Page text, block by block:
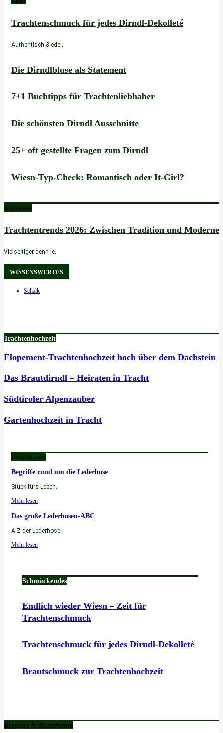
Trachtenschmuck für jedes Dirndl-Dekolleté
Authentisch & edel.
Die Dirndlbluse als Statement
7+1 Buchtipps für Trachtenliebhaber
Die schönsten Dirndl Ausschnitte
25+ oft gestellte Fragen zum Dirndl
Wiesn-Typ-Check: Romantisch oder It-Girl?
Aktuelles
Trachtentrends 2026: Zwischen Tradition und Moderne
Vielseitiger denn je.
WISSENSWERTES
Schalk
Trachtenhochzeit
Elopement-Trachtenhochzeit hoch über dem Dachstein
Das Brautdirndl – Heiraten in Tracht
Südtiroler Alpenzauber
Gartenhochzeit in Tracht
Lederhosen
Begriffe rund um die Lederhose
Stück fürs Leben.
Mehr lesen
Das große Lederhosen-ABC
A-Z der Lederhose.
Mehr lesen
Schmückendes
Endlich wieder Wiesn – Zeit für
Trachtenschmuck
Trachtenschmuck für jedes Dirndl-Dekolleté
Brautschmuck zur Trachtenhochzeit
Bräuche & Brauchtum